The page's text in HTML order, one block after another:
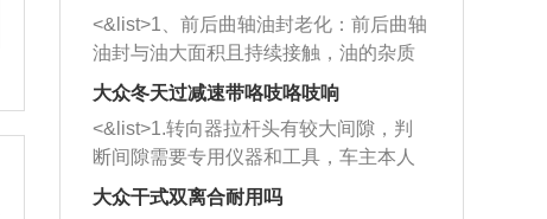
西取出来。但如果是因为积碳过多引起
的堵塞，就需要将三元催化器泡在草酸
洗剂对堵塞的情况得到解决，将清洗剂
放在燃油箱中，与燃油混合后，车辆启
动时，就可以和汽油一起进入到燃烧
室，最后形成废气排出，就可以让三元
催化器得到清洗，排气管堵塞的情况就
一圈半的练习，往右同样也要打相同的
圈数。 <&list>3、最后强调要反复练
习，这样就可以形成肌肉记忆，在真实
驾驶车辆时，不需要记忆也能打好方
向。
<&list>1、前后曲轴油封老化：前后曲轴
油封与油大面积且持续接触，油的杂质
和发动机内持续温度变化使其密封效果
逐渐减弱，导致渗油或漏油。<&list>2、
活塞间隙过大：积碳会使活塞环与缸体
的间隙扩大，导致机油流入燃烧室中，
造成烧机油。<&list>3、机油粘度。使用
大众冬天过减速带咯吱咯吱响
<&list>1.转向器拉杆头有较大间隙，判
断间隙需要专用仪器和工具，车主本人
无法制作，需要将车辆送到修理厂或4s
店；<&list>2.车辆半轴套管防尘罩破
大众干式双离合耐用吗